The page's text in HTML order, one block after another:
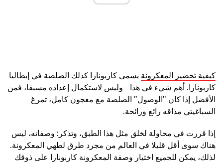
كيفية تحضير المعكرونة يسمى كاربونارا كذلك الصلصة في إيطاليا
كاربونارا. أهم شيء في هذا - وليس لاستكمال إعداده مسبقا، فمن
الأفضل إذا كان "الوصول" الصلصة مع معجون كامل، تمرغ
السباغيتي مذاقه رائع ورائحة.
إذا قررت في محاولة لخلق مثل هذا الطبق، وتذكر: وصفاته، ليس
هناك سوى أقل قليلا في العالم من مجرد طرق لطهي المعكرونة.
لذلك، يمكن للجميع اختيار وصفة المعكرونة كاربونارا على ذوقك